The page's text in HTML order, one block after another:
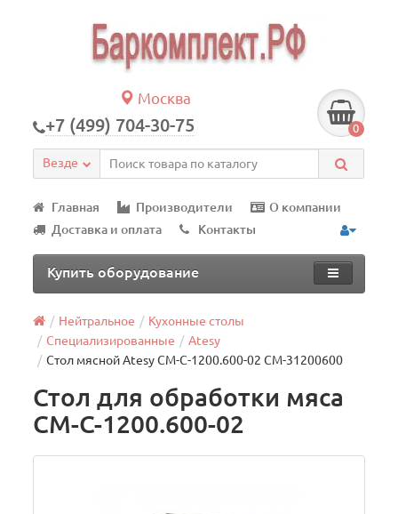
Москва
+7 (499) 704-30-75 0
Везде
Главная Производители
О компании
Доставка и оплата
Контакты
Купить оборудование
Нейтральное
Кухонные столы
Специализированные
Atesy
Стол мясной Atesy СМ-С-1200.600-02 СМ-31200600
Стол для обработки мяса
СМ-С-1200.600-02